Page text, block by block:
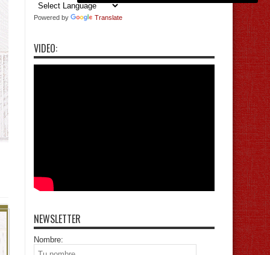
Powered by Translate
VIDEO:
NEWSLETTER
Nombre: